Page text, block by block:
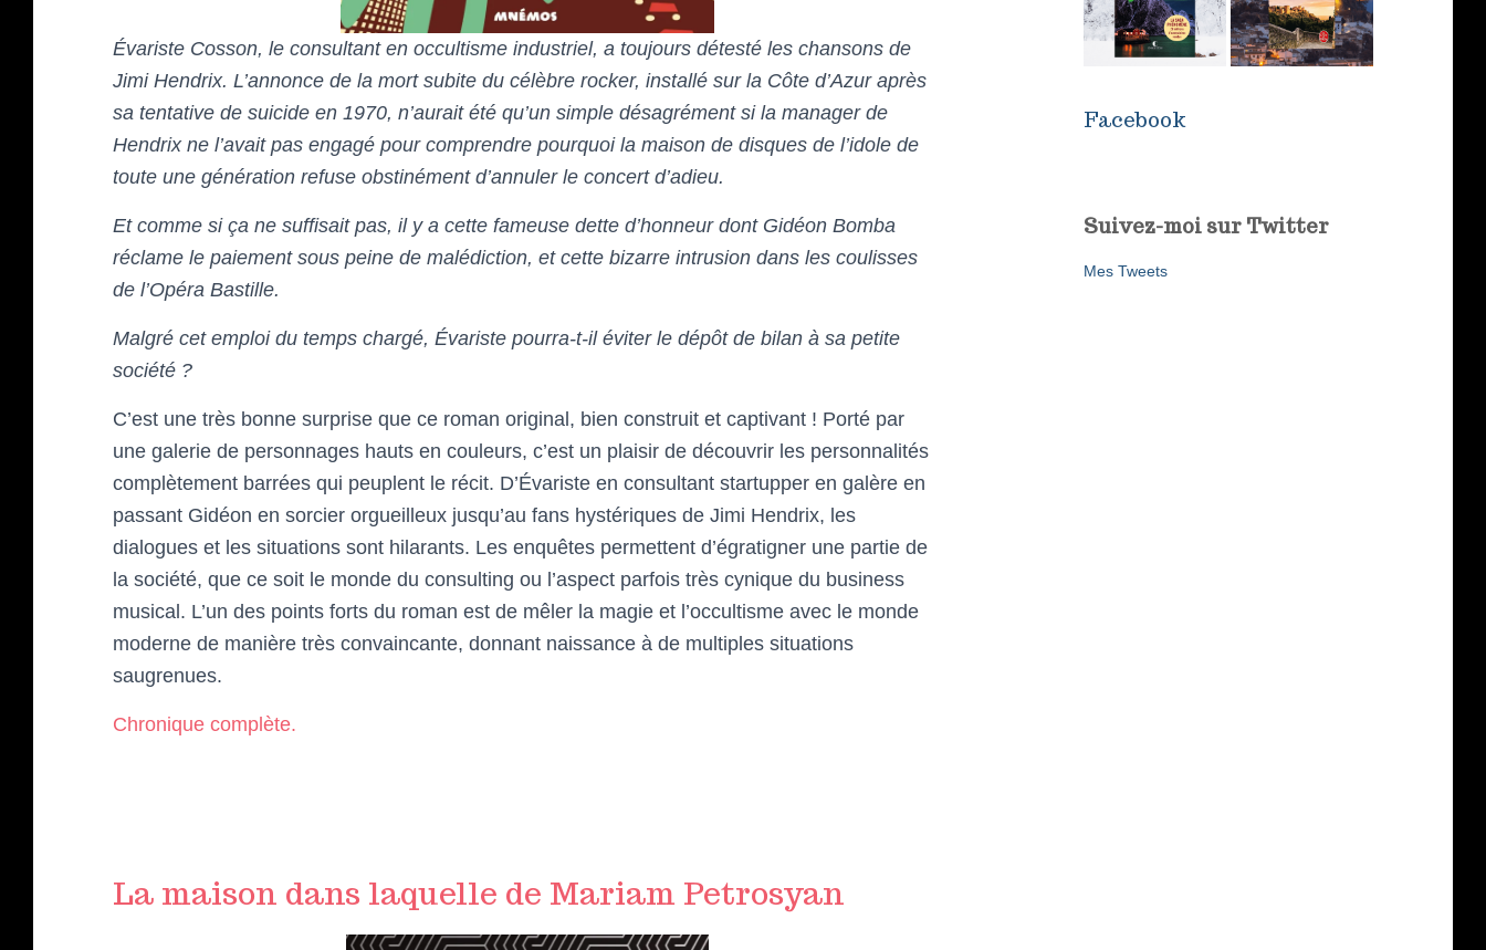
Évariste Cosson, le consultant en occultisme industriel, a toujours détesté les chansons de
Jimi Hendrix. L’annonce de la mort subite du célèbre rocker, installé sur la Côte d’Azur après
sa tentative de suicide en 1970, n’aurait été qu’un simple désagrément si la manager de
Hendrix ne l’avait pas engagé pour comprendre pourquoi la maison de disques de l’idole de
toute une génération refuse obstinément d’annuler le concert d’adieu.
Et comme si ça ne suffisait pas, il y a cette fameuse dette d’honneur dont Gidéon Bomba
réclame le paiement sous peine de malédiction, et cette bizarre intrusion dans les coulisses
de l’Opéra Bastille.
Malgré cet emploi du temps chargé, Évariste pourra-t-il éviter le dépôt de bilan à sa petite
société ?
C’est une très bonne surprise que ce roman original, bien construit et captivant ! Porté par
une galerie de personnages hauts en couleurs, c’est un plaisir de découvrir les personnalités
complètement barrées qui peuplent le récit. D’Évariste en consultant startupper en galère en
passant Gidéon en sorcier orgueilleux jusqu’au fans hystériques de Jimi Hendrix, les
dialogues et les situations sont hilarants. Les enquêtes permettent d’égratigner une partie de
la société, que ce soit le monde du consulting ou l’aspect parfois très cynique du business
musical. L’un des points forts du roman est de mêler la magie et l’occultisme avec le monde
moderne de manière très convaincante, donnant naissance à de multiples situations
saugrenues.
Chronique complète.
La maison dans laquelle de Mariam Petrosyan
Facebook
Suivez-moi sur Twitter
Mes Tweets